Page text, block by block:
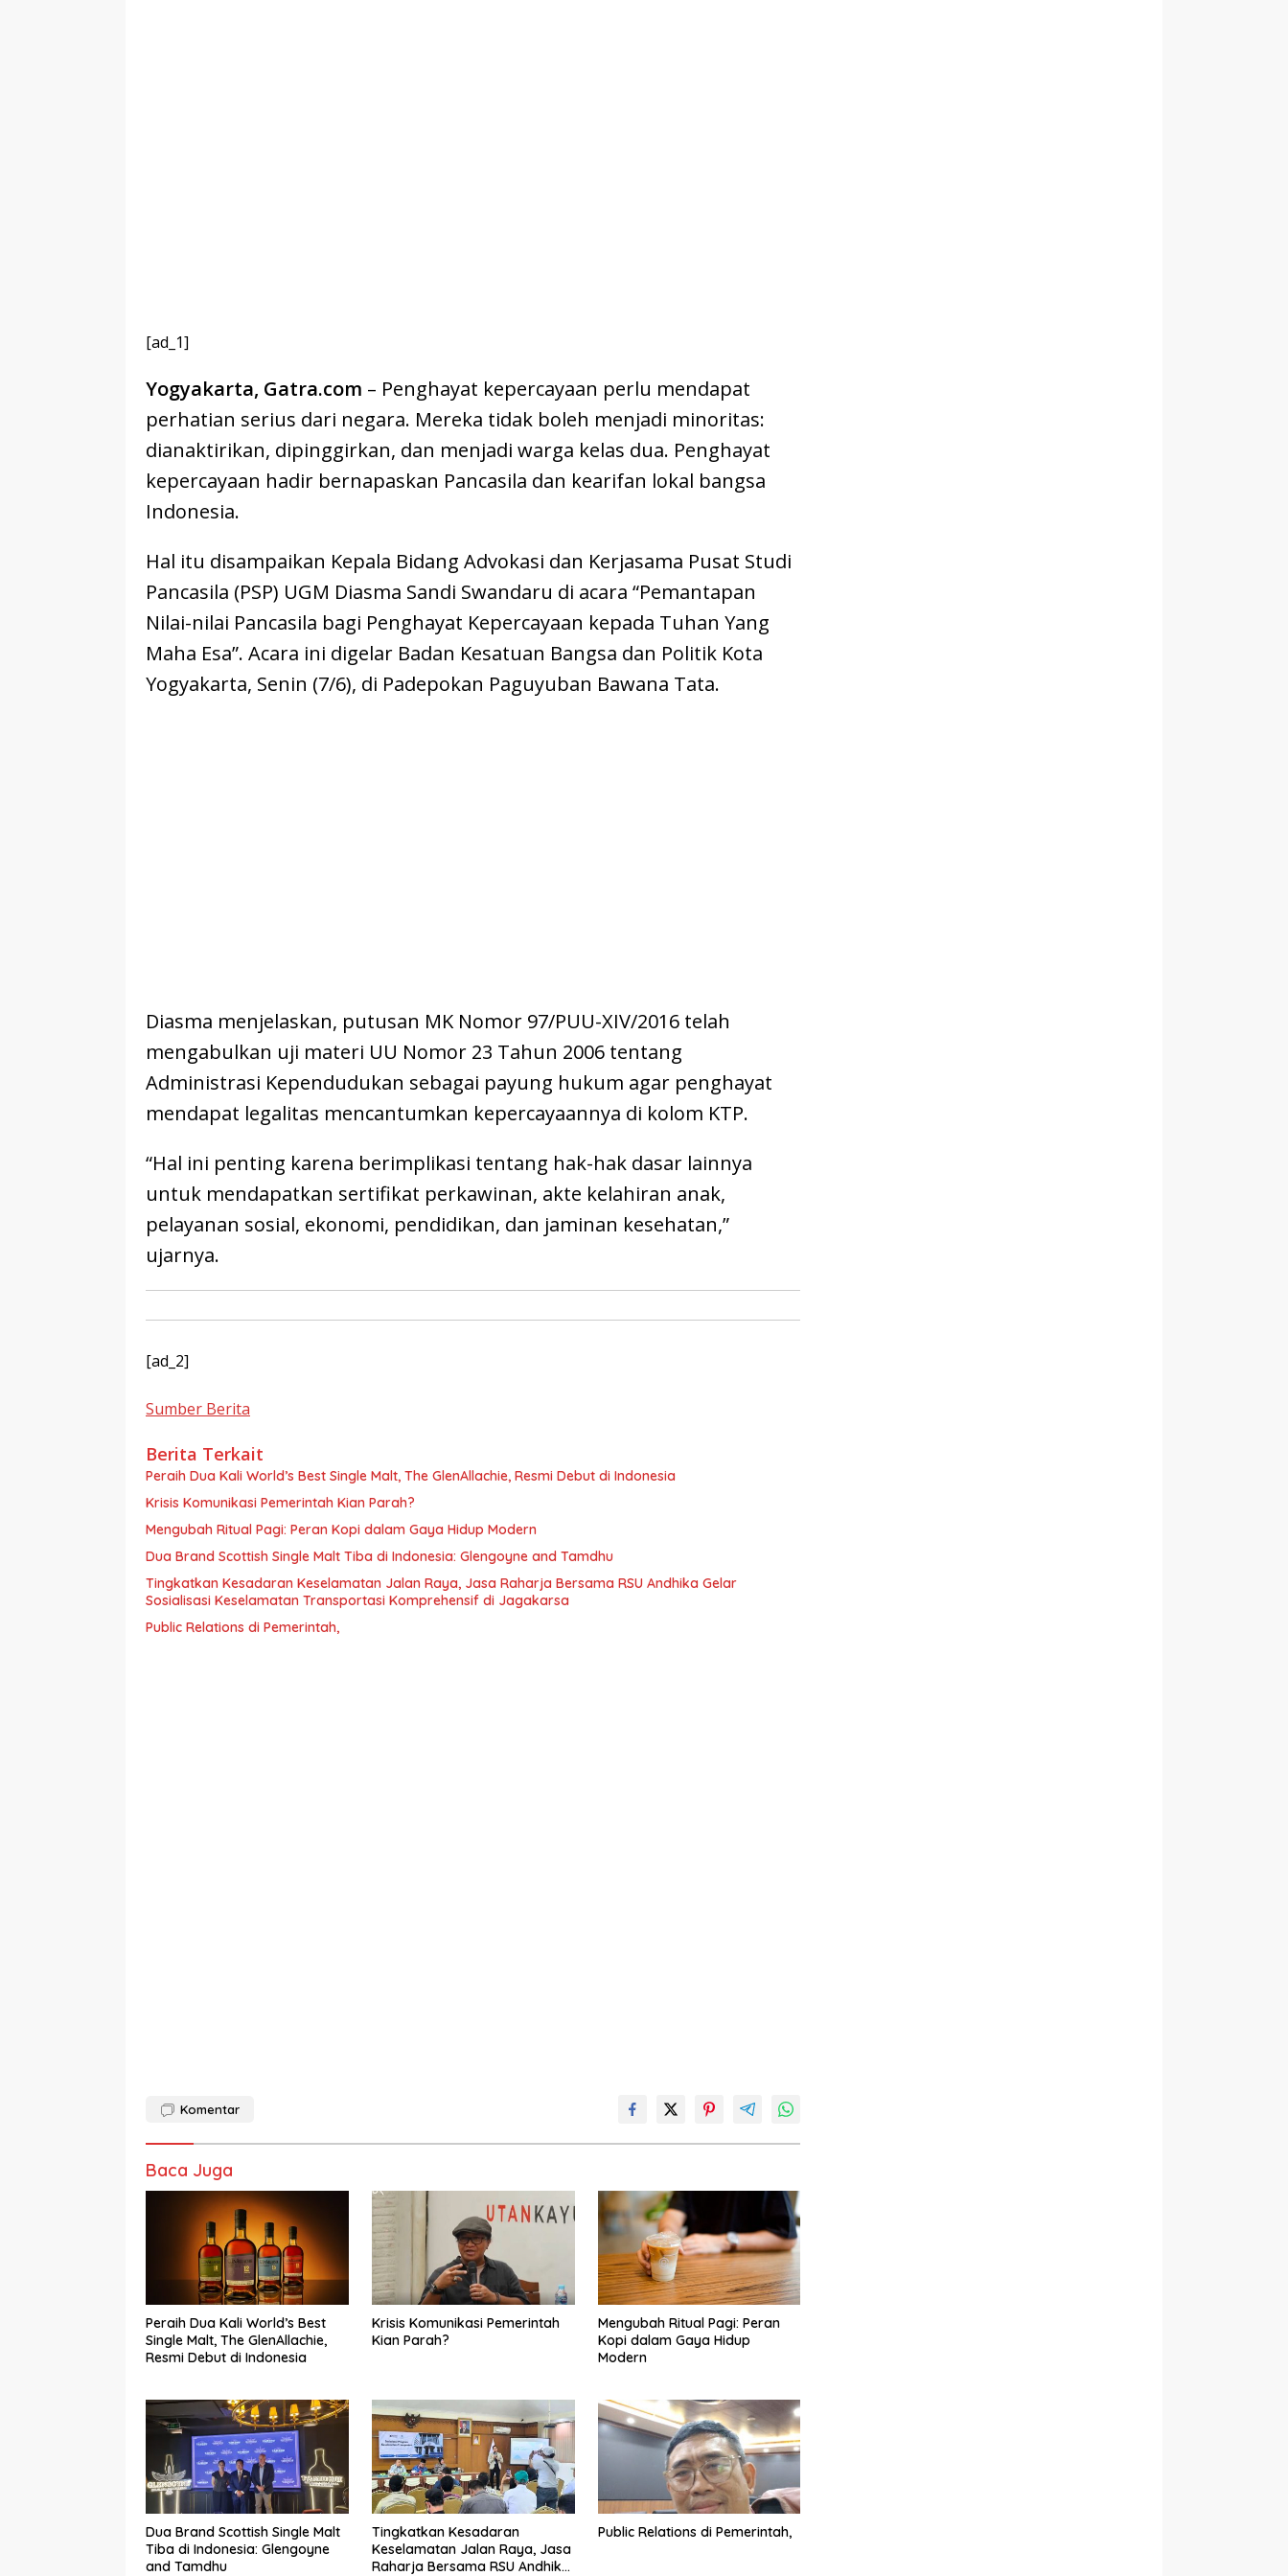
[ad_1]
Yogyakarta, Gatra.com – Penghayat kepercayaan perlu mendapat
perhatian serius dari negara. Mereka tidak boleh menjadi minoritas:
dianaktirikan, dipinggirkan, dan menjadi warga kelas dua. Penghayat
kepercayaan hadir bernapaskan Pancasila dan kearifan lokal bangsa
Indonesia.
Hal itu disampaikan Kepala Bidang Advokasi dan Kerjasama Pusat Studi
Pancasila (PSP) UGM Diasma Sandi Swandaru di acara “Pemantapan
Nilai-nilai Pancasila bagi Penghayat Kepercayaan kepada Tuhan Yang
Maha Esa”. Acara ini digelar Badan Kesatuan Bangsa dan Politik Kota
Yogyakarta, Senin (7/6), di Padepokan Paguyuban Bawana Tata.
Diasma menjelaskan, putusan MK Nomor 97/PUU-XIV/2016 telah
mengabulkan uji materi UU Nomor 23 Tahun 2006 tentang
Administrasi Kependudukan sebagai payung hukum agar penghayat
mendapat legalitas mencantumkan kepercayaannya di kolom KTP.
“Hal ini penting karena berimplikasi tentang hak-hak dasar lainnya
untuk mendapatkan sertifikat perkawinan, akte kelahiran anak,
pelayanan sosial, ekonomi, pendidikan, dan jaminan kesehatan,”
ujarnya.
[ad_2]
Sumber Berita
Berita Terkait
Peraih Dua Kali World’s Best Single Malt, The GlenAllachie, Resmi Debut di Indonesia
Krisis Komunikasi Pemerintah Kian Parah?
Mengubah Ritual Pagi: Peran Kopi dalam Gaya Hidup Modern
Dua Brand Scottish Single Malt Tiba di Indonesia: Glengoyne and Tamdhu
Tingkatkan Kesadaran Keselamatan Jalan Raya, Jasa Raharja Bersama RSU Andhika Gelar
Sosialisasi Keselamatan Transportasi Komprehensif di Jagakarsa
Public Relations di Pemerintah,
Komentar
Baca Juga
Peraih Dua Kali World’s Best
Single Malt, The GlenAllachie,
Resmi Debut di Indonesia
Krisis Komunikasi Pemerintah
Kian Parah?
Mengubah Ritual Pagi: Peran
Kopi dalam Gaya Hidup
Modern
Dua Brand Scottish Single Malt
Tiba di Indonesia: Glengoyne
and Tamdhu
Tingkatkan Kesadaran
Keselamatan Jalan Raya, Jasa
Raharja Bersama RSU Andhika
Public Relations di Pemerintah,